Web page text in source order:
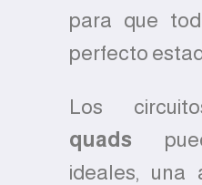
para que
perfecto
Los
quads
ideales, una